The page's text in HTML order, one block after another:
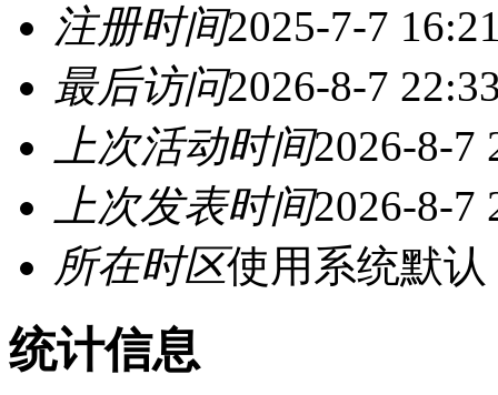
注册时间2025-7-7
最后访问2026-8-7
上次活动时间2026-8-7
上次发表时间2026-8-7
所在时区使用系统默认
统计信息